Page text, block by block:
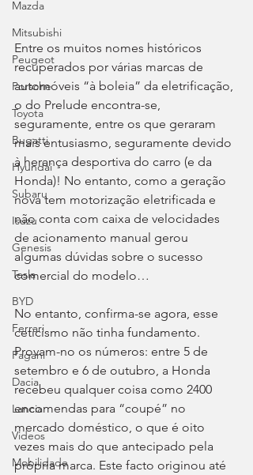
Mazda
Mitsubishi
Peugeot
Porsche
Toyota
Bugatti
Hyundai
Subaru
Isuzu
Genesis
Tesla
BYD
Ferrari
Pagani
Dacia
Lancia
Videos
Mobilidade
Entre os muitos nomes históricos
recuperados por várias marcas de
automóveis “à boleia” da eletrificação,
o do Prelude encontra-se,
seguramente, entre os que geraram
mais entusiasmo, seguramente devido
à herança desportiva do carro (e da
Honda)! No entanto, como a geração
nova tem motorização eletrificada e
não conta com caixa de velocidades
de acionamento manual gerou
algumas dúvidas sobre o sucesso
comercial do modelo…
No entanto, confirma-se agora, esse
ceticismo não tinha fundamento.
Provam-no os números: entre 5 de
setembro e 6 de outubro, a Honda
recebeu qualquer coisa como 2400
encomendas para “coupé” no
mercado doméstico, o que é oito
vezes mais do que antecipado pela
própria marca. Este facto originou até